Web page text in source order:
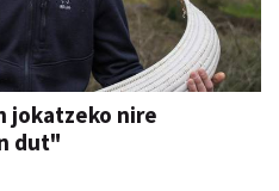
jokatzeko nire
dut"